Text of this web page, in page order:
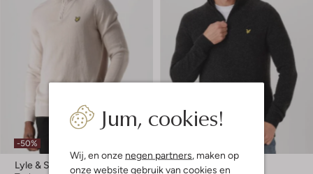
Jum, cookies!
Wij, en onze negen partners , maken op
onze website gebruik van cookies en
-50%
Lyle & Scott
Lyle & Scott